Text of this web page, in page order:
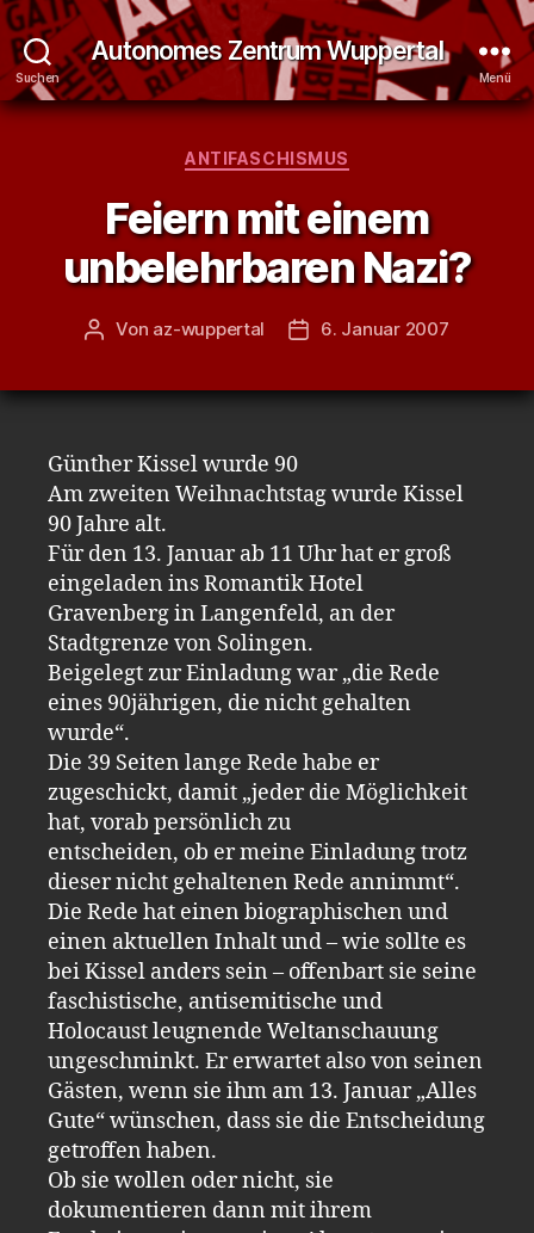
Suchen
Autonomes Zentrum Wuppertal
Menü
Kategorien
ANTIFASCHISMUS
Feiern mit einem
unbelehrbaren Nazi?
Beitragsautor
Von az-wuppertal Veröffentlichungsdatum
6. Januar 2007
Günther Kissel wurde 90
Am zweiten Weihnachtstag wurde Kissel
90 Jahre alt.
Für den 13. Januar ab 11 Uhr hat er groß
eingeladen ins Romantik Hotel
Gravenberg in Langenfeld, an der
Stadtgrenze von Solingen.
Beigelegt zur Einladung war „die Rede
eines 90jährigen, die nicht gehalten
wurde“.
Die 39 Seiten lange Rede habe er
zugeschickt, damit „jeder die Möglichkeit
hat, vorab persönlich zu
entscheiden, ob er meine Einladung trotz
dieser nicht gehaltenen Rede annimmt“.
Die Rede hat einen biographischen und
einen aktuellen Inhalt und – wie sollte es
bei Kissel anders sein – offenbart sie seine
faschistische, antisemitische und
Holocaust leugnende Weltanschauung
ungeschminkt. Er erwartet also von seinen
Gästen, wenn sie ihm am 13. Januar „Alles
Gute“ wünschen, dass sie die Entscheidung
getroffen haben.
Ob sie wollen oder nicht, sie
dokumentieren dann mit ihrem